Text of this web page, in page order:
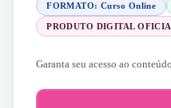
FORMATO: Curso Online
PRODUTO DIGITAL
Garanta seu acesso ao